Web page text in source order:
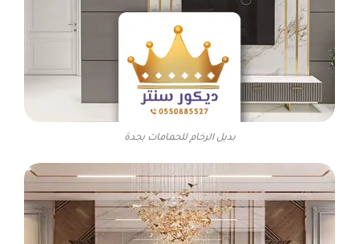
بديل الرخام للحمامات بجدة